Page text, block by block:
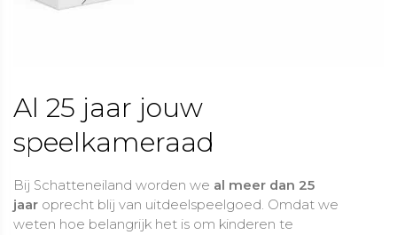
Al 25 jaar jouw
speelkameraad
Bij Schatteneiland worden we al meer dan 25
jaar oprecht blij van uitdeelspeelgoed. Omdat we
weten hoe belangrijk het is om kinderen te